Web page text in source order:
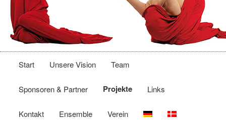
Zum
Start Unsere Vision Team
Sponsoren & Partner Projekte Links
Kontakt Ensemble Verein